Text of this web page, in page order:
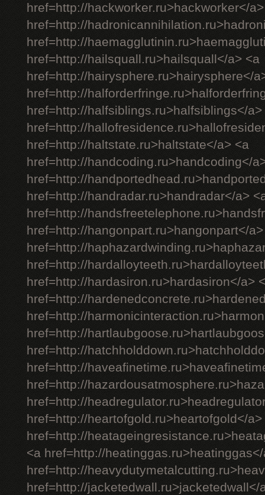
href=http://hackworker.ru>hackworker</
href=http://
href=http://
href=http://hailsquall.ru>hailsquall</a> <a
href=http://hairysphere.ru>hairysphere</
href=http://
href=http://halfsiblings.ru>halfsiblings</a>
href=http://
href=http://haltstate.ru>haltstate</a> <a
href=http://handcoding.ru>handcoding</
href=http://
href=http://handradar.ru>handradar</a>
href=http://
href=http://hangonpart.ru>hangonpart</
href=http://
href=http://
href=http://hardasiron.ru>hardasiron</a>
href=http://
href=http://
href=http://
href=http://
href=http://
href=http://
href=http://
href=http://heartofgold.ru>heartofgold</a>
href=http://
<a href=http://
href=http://
href=http://jacketedwall.ru>jacketedwall</